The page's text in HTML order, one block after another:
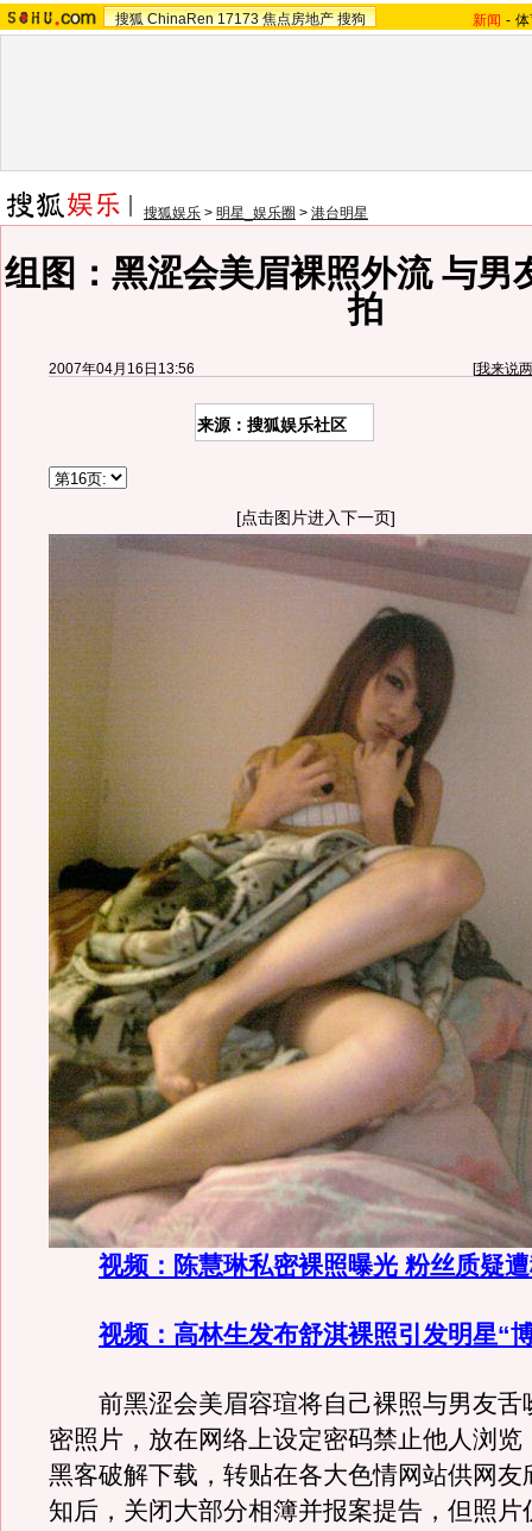
搜狐 ChinaRen 17173 焦点房地产 搜狗 新闻 -
搜狐娱乐 > 明星_娱乐圈 > 港台明星
组图：黑涩会美眉裸照外流 与男
拍
2007年04月16日13:56 [我来说
来源： 搜狐娱乐社区
[点击图片进入下一页]
视频：陈慧琳私密裸照曝光 粉丝质疑
视频：高林生发布舒淇裸照引发明星“
前黑涩会美眉容瑄将自己裸照与男友舌
密照片，放在网络上设定密码禁止他人浏览
黑客破解下载，转贴在各大色情网站供网友
知后，关闭大部分相簿并报案提告，但照片